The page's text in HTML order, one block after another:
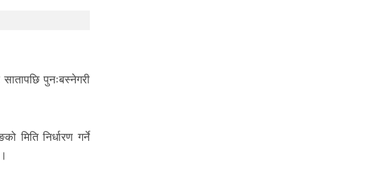
पुनःबस्नेगरी
मिति निर्धारण गर्ने